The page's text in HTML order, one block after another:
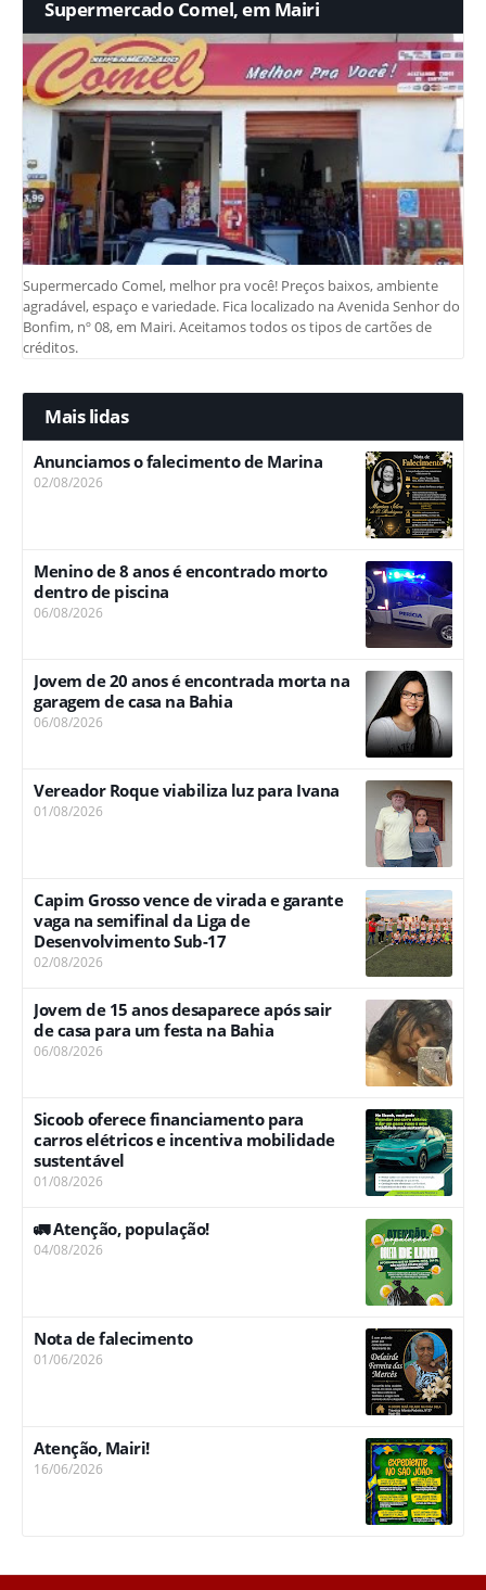
Supermercado Comel, em Mairi
Supermercado Comel, melhor pra você! Preços baixos, ambiente
agradável, espaço e variedade. Fica localizado na Avenida Senhor do
Bonfim, nº 08, em Mairi. Aceitamos todos os tipos de cartões de
créditos.
Mais lidas
Anunciamos o falecimento de Marina
02/08/2026
Menino de 8 anos é encontrado morto
dentro de piscina
06/08/2026
Jovem de 20 anos é encontrada morta na
garagem de casa na Bahia
06/08/2026
Vereador Roque viabiliza luz para Ivana
01/08/2026
Capim Grosso vence de virada e garante
vaga na semifinal da Liga de
Desenvolvimento Sub-17
02/08/2026
Jovem de 15 anos desaparece após sair
de casa para um festa na Bahia
06/08/2026
Sicoob oferece financiamento para
carros elétricos e incentiva mobilidade
sustentável
01/08/2026
🚛 Atenção, população!
04/08/2026
Nota de falecimento
01/06/2026
Atenção, Mairi!
16/06/2026